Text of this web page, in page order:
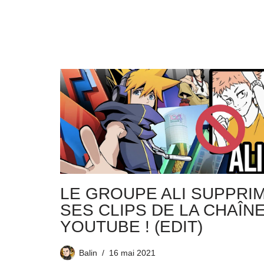
LE GROUPE ALI
SES CLIPS DE LA
YOUTUBE ! (EDIT)
Balin 16 mai 2021